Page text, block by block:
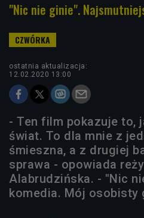
"Nic nie ginie".
ostatnia aktualizacja:
12.02.2020 13:00
- Ten film pokazuje to,
świat. To dla mnie z
śmieszna, a z drugiej
sprawa - opowiada
Alabrudzińska. - "Nic
komedia. Mój osobisty